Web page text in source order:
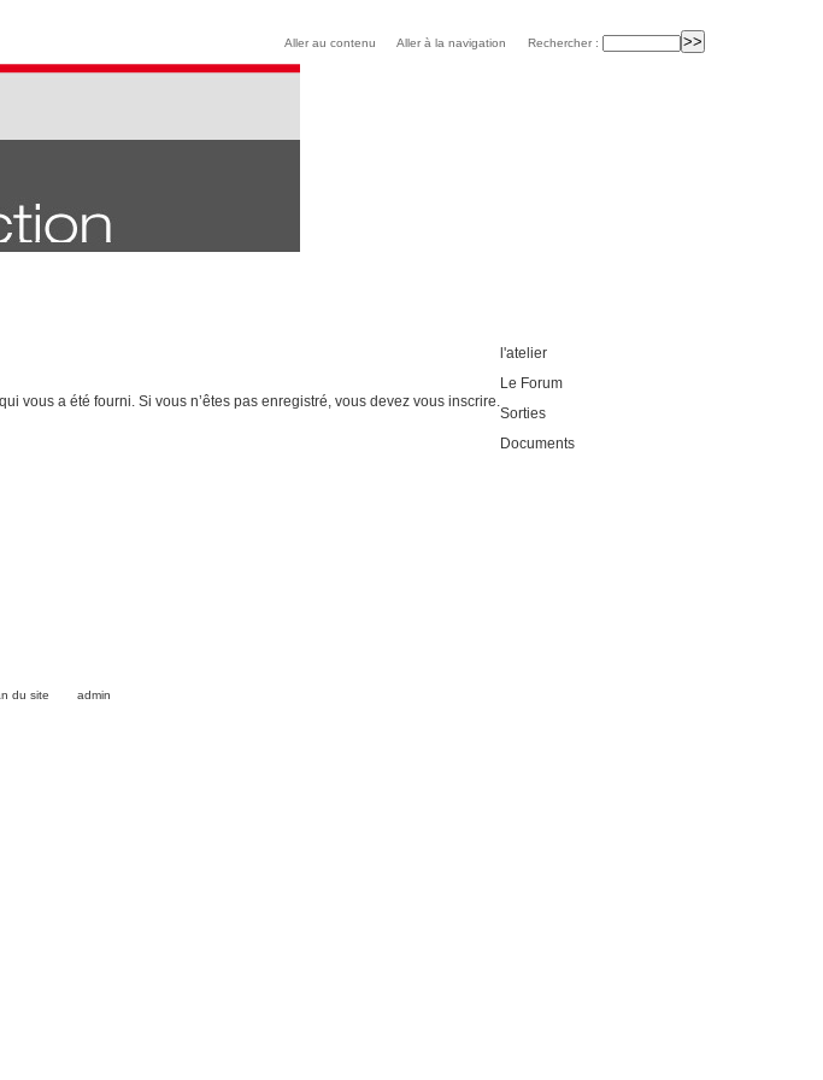
Aller au contenu Aller à la navigation Rechercher :
vous a été fourni. Si vous n’êtes pas enregistré, vous devez vous inscrire.
l'atelier
Le Forum
Sorties
Documents
du site admin